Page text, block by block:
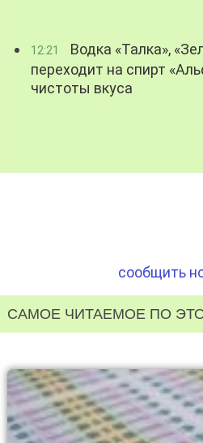
12:21
Водка «Талка»,
переходит на спирт
чистоты вкуса
сообщить
САМОЕ ЧИТАЕМОЕ ПО